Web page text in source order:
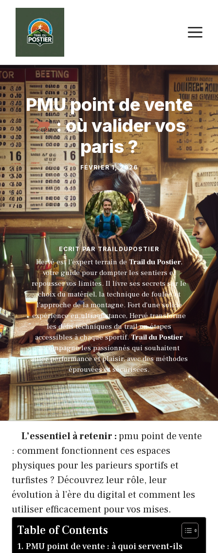
Aller
contenu
PMU point de vente
: où valider vos
paris ?
FÉVRIER 1, 2026
ECRIT PAR TRAILDUPOSTIER
Hervé est l'expert terrain deTrail du Postier,
votre guide pour dompter les sentiers et
repousser vos limites. Il livre ses secrets sur le
choix du matériel, la technique de foulée et
l'approche de la montagne. Fort d'une solide
expérience en ultra-distance, Hervé transforme
les défis techniques du trail en étapes
accessibles à chaque sportif.Trail du Postier
accompagne les passionnés qui souhaitent
allier performance et plaisir, avec des méthodes
éprouvées et sécurisées.
L’essentiel à retenir :pmu point de vente
: comment fonctionnent ces espaces
physiques pour les parieurs sportifs et
turfistes ? Découvrez leur rôle, leur
évolution à l’ère du digital et comment les
utiliser efficacement pour vos mises.
Table of Contents
PMU point de vente : à quoi servent-ils